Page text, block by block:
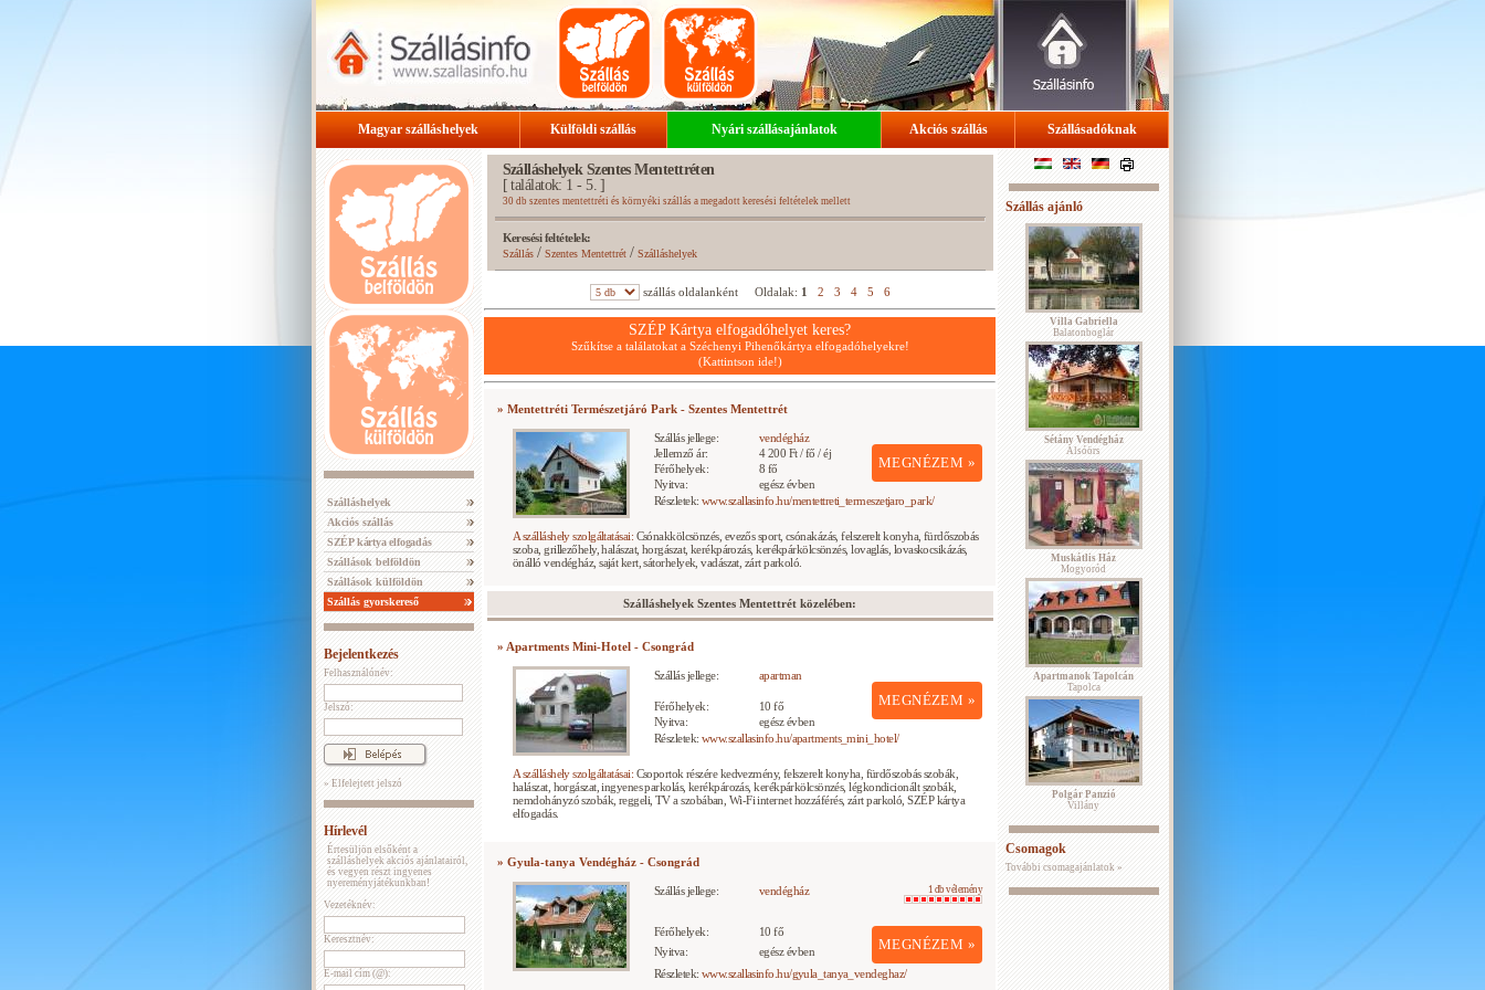
Magyar szálláshelyek Külföldi szállás Nyári szállásajánlatok Akciós szállás Szállásadóknak
Szálláshelyek
Akciós szállás
SZÉP kártya elfogadás
Szállások belföldön
Szállások külföldön
Szállás gyorskereső
Bejelentkezés
Felhasználónév:
Jelszó:
» Elfelejtett jelszó
Hírlevél
Értesüljön elsőként a
szálláshelyek akciós ajánlatairól,
és vegyen részt ingyenes
nyereményjátékunkban!
Vezetéknév:
Keresztnév:
E-mail cím (@):
Szálláshelyek Szentes Mentettréten
[ találatok: 1 - 5. ]
30 db szentes mentettréti és környéki szállás a megadott keresési feltételek mellett
Keresési feltételek:
Szállás/ Szentes Mentettrét/Szálláshelyek
szállás oldalanként Oldalak: 1 2 3 4 5 6
SZÉP Kártya elfogadóhelyet keres?
Szűkítse a találatokat a Széchenyi Pihenőkártya elfogadóhelyekre!
(Kattintson ide!)
» Mentettréti Természetjáró Park - Szentes Mentettrét
Szállás jellege: vendégház
MEGNÉZEM »
Jellemző ár:
4 200 Ft / fő / éj
Férőhelyek:
8 fő
Nyitva:
egész évben
Részletek: www.szallasinfo.hu/mentettreti_termeszetjaro_park/
A szálláshely szolgáltatásai: Csónakkölcsönzés, evezős sport, csónakázás, felszerelt konyha, fürdőszobás
szoba, grillezőhely, halászat, horgászat, kerékpározás, kerékpárkölcsönzés, lovaglás, lovaskocsikázás,
önálló vendégház, saját kert, sátorhelyek, vadászat, zárt parkoló.
Szálláshelyek Szentes Mentettrét közelében:
» Apartments Mini-Hotel - Csongrád
Szállás jellege: apartman
MEGNÉZEM »
Férőhelyek:
10 fő
Nyitva:
egész évben
Részletek: www.szallasinfo.hu/apartments_mini_hotel/
A szálláshely szolgáltatásai: Csoportok részére kedvezmény, felszerelt konyha, fürdőszobás szobák,
halászat, horgászat, ingyenes parkolás, kerékpározás, kerékpárkölcsönzés, légkondicionált szobák,
nemdohányzó szobák, reggeli, TV a szobában, Wi-Fi internet hozzáférés, zárt parkoló, SZÉP kártya
elfogadás.
» Gyula-tanya Vendégház - Csongrád
Szállás jellege: vendégház 1 db vélemény
MEGNÉZEM »
Férőhelyek:
10 fő
Nyitva:
egész évben
Részletek: www.szallasinfo.hu/gyula_tanya_vendeghaz/
Szállás ajánló
Villa Gabriella
Balatonboglár
Sétány Vendégház
Alsóörs
Muskátlis Ház
Mogyoród
Apartmanok Tapolcán
Tapolca
Polgár Panzió
Villány
Csomagok
További csomagajánlatok »